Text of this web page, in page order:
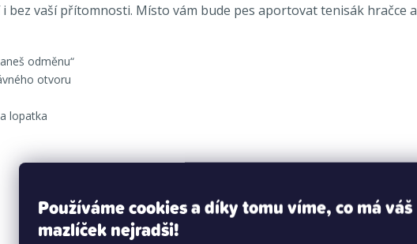
Používáme cookies a díky tomu víme, co má váš
mazlíček nejradši!
bez vaší přítomnosti. Místo vám bude pes aportovat tenisák hračce
odměnu“
otvoru
lopatka